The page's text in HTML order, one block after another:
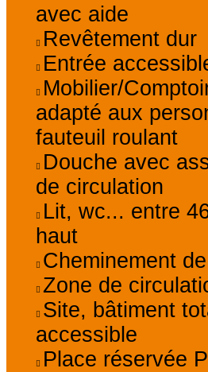
avec aide
Revêtement dur
Entrée
Mobilier/
adapté aux
fauteuil roulant
Douche avec
de circulation
Lit, wc... entre
haut
Cheminement
Zone de
Site, bâtiment
accessible
Place réservée